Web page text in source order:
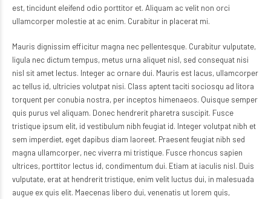
est, tincidunt eleifend odio porttitor et. Aliquam ac velit non orci
ullamcorper molestie at ac enim. Curabitur in placerat mi.
Mauris dignissim efficitur magna nec pellentesque. Curabitur vulputate,
ligula nec dictum tempus, metus urna aliquet nisl, sed consequat nisi
nisl sit amet lectus. Integer ac ornare dui. Mauris est lacus, ullamcorper
ac tellus id, ultricies volutpat nisi. Class aptent taciti sociosqu ad litora
torquent per conubia nostra, per inceptos himenaeos. Quisque semper
quis purus vel aliquam. Donec hendrerit pharetra suscipit. Fusce
tristique ipsum elit, id vestibulum nibh feugiat id. Integer volutpat nibh et
sem imperdiet, eget dapibus diam laoreet. Praesent feugiat nibh sed
magna ullamcorper, nec viverra mi tristique. Fusce rhoncus sapien
ultrices, porttitor lectus id, condimentum dui. Etiam at iaculis nisl. Duis
vulputate, erat at hendrerit tristique, enim velit luctus dui, in malesuada
augue ex quis elit. Maecenas libero dui, venenatis ut lorem quis,